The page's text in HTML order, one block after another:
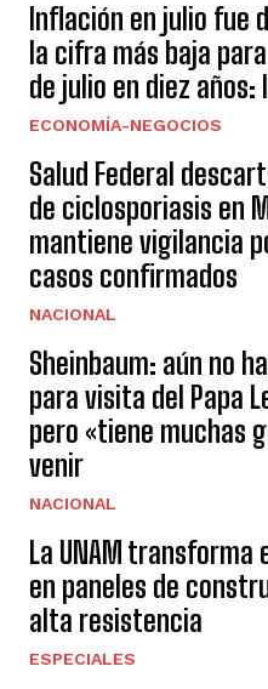
Inflación en julio fue
la cifra más baja
de julio en diez años:
ECONOMÍA-NEGOCIOS
Salud Federal
de ciclosporiasis en
mantiene vigilancia
casos confirmados
NACIONAL
Sheinbaum: aún no
para visita del Papa
pero «tiene muchas
venir
NACIONAL
La UNAM transforma
en paneles de
alta resistencia
ESPECIALES